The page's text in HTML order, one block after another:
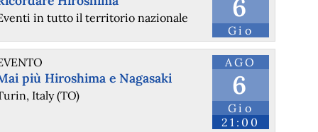
6
Gio
in tutto il territorio nazionale
AGO
6
Gio
21:00
più Hiroshima e Nagasaki
Italy (TO)